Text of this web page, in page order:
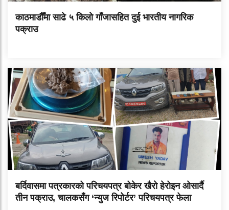
काठमाडौँमा साढे ५ किलो गाँजासहित दुई भारतीय नागरिक
पक्राउ
बर्दिवासमा पत्रकारको परिचयपत्र बोकेर खैरो हेरोइन ओसार्दै
तीन पक्राउ, चालकसँग ‘न्युज रिपोर्टर’ परिचयपत्र फेला